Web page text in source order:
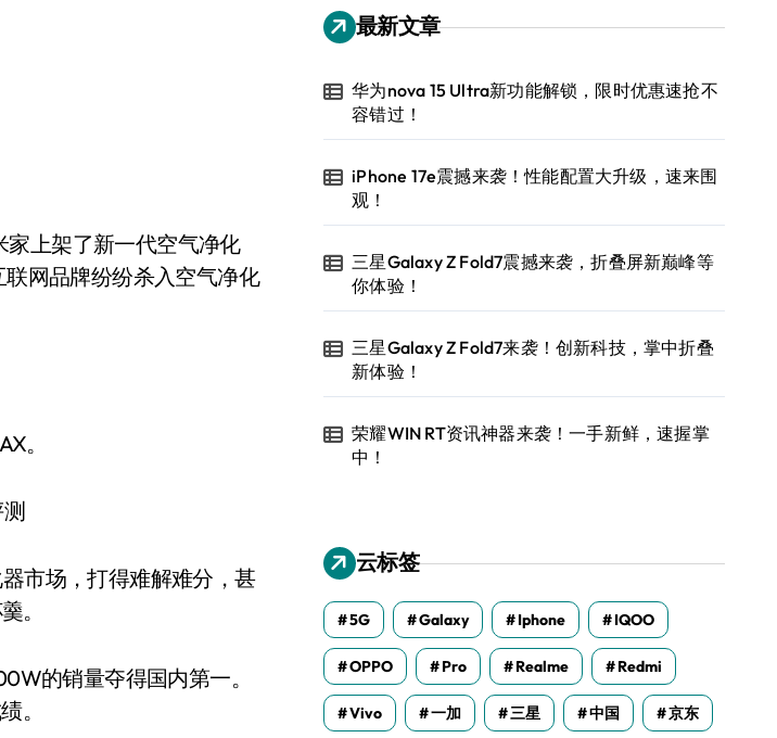
家上架了新一代空气净化
网品牌纷纷杀入空气净化
。
市场，打得难解难分，甚
。
的销量夺得国内第一。
。
最新文章
华为nova 15 Ultra新功能解锁，限时优惠速抢不
容错过！
iPhone 17e震撼来袭！性能配置大升级，速来围
观！
三星Galaxy Z Fold7震撼来袭，折叠屏新巅峰等
你体验！
三星Galaxy Z Fold7来袭！创新科技，掌中折叠
新体验！
荣耀WIN RT资讯神器来袭！一手新鲜，速握掌
中！
云标签
5G Galaxy Iphone IQOO
OPPO Pro Realme Redmi
Vivo 一加 三星 中国 京东